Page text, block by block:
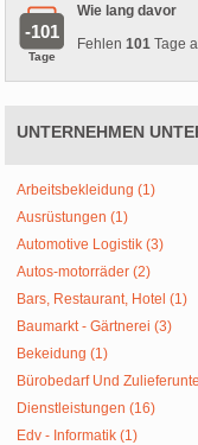
-101
Tage
Wie lang davor
Fehlen101 Tage
UNTERNEHMEN
Arbeitsbekleidung (1)
Ausrüstungen (1)
Automotive Logistik (3)
Autos-motorräder (2)
Bars, Restaurant, Hotel (1)
Baumarkt - Gärtnerei (3)
Bekeidung (1)
Bürobedarf Und
Dienstleistungen (16)
Edv - Informatik (1)